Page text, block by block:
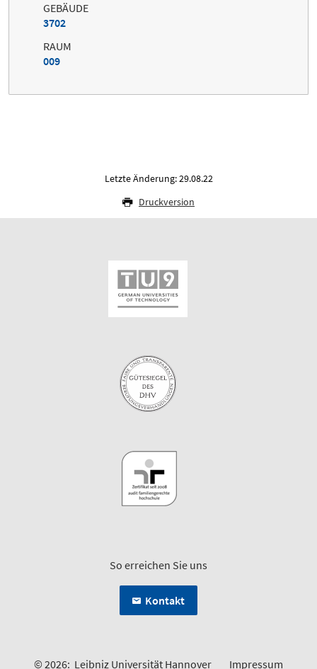
GEBÄUDE
3702
RAUM
009
Letzte Änderung: 29.08.22
Druckversion
So erreichen Sie uns
Kontakt
© 2026: Leibniz Universität Hannover Impressum